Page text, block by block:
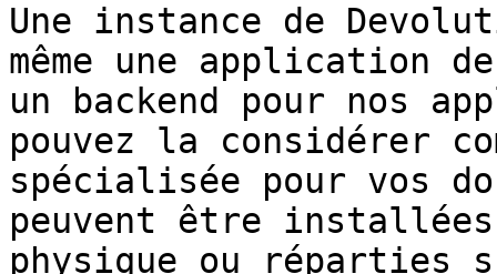
Une instance de
même une application
un backend pour nos
pouvez la considérer
spécialisée pour vos
peuvent être installées
physique ou réparties